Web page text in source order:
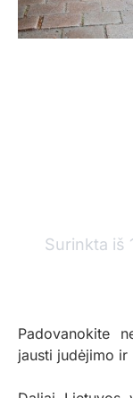
Surinkta iš
Padovanokite
jausti judėjimo ir